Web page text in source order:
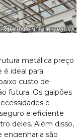
metálica preço
é ideal para
custo de
futura. Os galpões
e
e eficiente
deles. Além disso,
engenharia são